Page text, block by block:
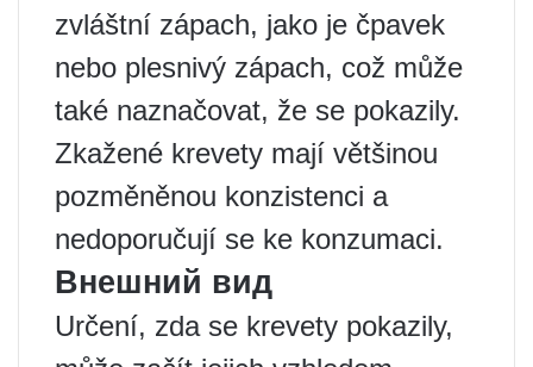
zvláštní zápach, jako je čpavek
nebo plesnivý zápach, což může
také naznačovat, že se pokazily.
Zkažené krevety mají většinou
pozměněnou konzistenci a
nedoporučují se ke konzumaci.
Внешний вид
Určení, zda se krevety pokazily,